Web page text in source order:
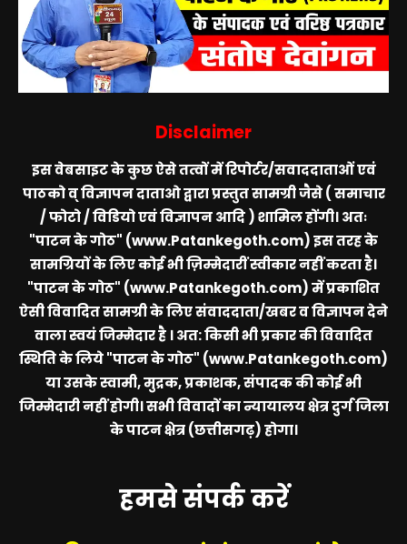
Disclaimer
इस वेबसाइट के कुछ ऐसे तत्वों में रिपोर्टर/सवाददाताओं एवं
पाठको व् विज्ञापन दाताओ द्वारा प्रस्तुत सामग्री जैसे ( समाचार
/ फोटो / विडियो एवं विज्ञापन आदि ) शामिल होंगी। अतः
"पाटन के गोठ" (www.Patankegoth.com)इस तरह के
सामग्रियों के लिए कोई भी ज़िम्मेदारीं स्वीकार नहीं करता है।
"पाटन के गोठ" (www.Patankegoth.com)में प्रकाशित
ऐसी विवादित सामग्री के लिए संवाददाता/खबर व विज्ञापन देने
वाला स्वयं जिम्मेदार है । अत: किसी भी प्रकार की विवादित
स्थिति के लिये"पाटन के गोठ" (www.Patankegoth.com)
या उसके स्वामी, मुद्रक, प्रकाशक, संपादक की कोई भी
जिम्मेदारी नहीं होगी। सभी विवादों का न्यायालय क्षेत्र दुर्ग जिला
के पाटन क्षेत्र (छत्तीसगढ़) होगा।
हमसे संपर्क करें